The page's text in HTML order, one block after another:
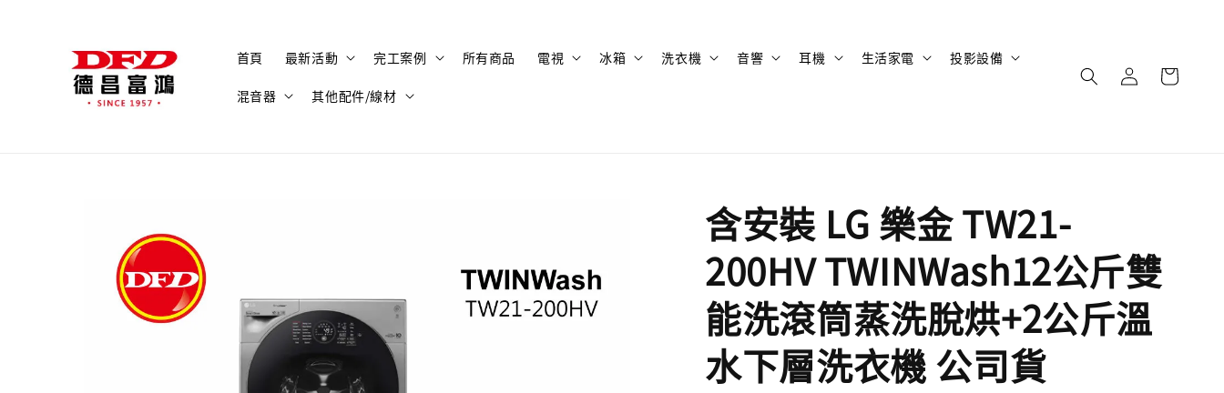
首頁 最新活動 完工案例 所有商品 電視 冰箱 洗衣機 音響 耳機 生活家電 投影設備
混音器 其他配件/線材
含安裝 LG 樂金 TW21-
200HV TWINWash12公斤雙
能洗滾筒蒸洗脫烘+2公斤溫
水下層洗衣機 公司貨